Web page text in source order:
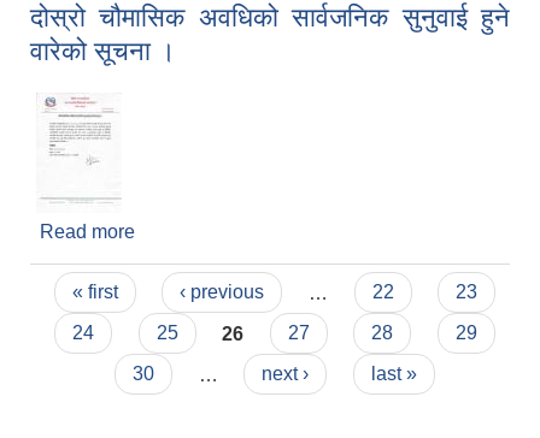
दोस्रो चौमासिक अवधिको सार्वजनिक सुनुवाई हुने
वारेको सूचना ।
Read more
Pages
« first ‹ previous 22
23
24
25 26 27 28
29
30
next › last »